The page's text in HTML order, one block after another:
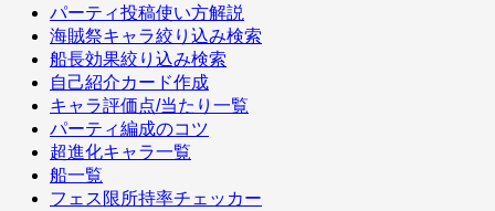
パーティ投稿使い方解説
海賊祭キャラ絞り込み検索
船長効果絞り込み検索
自己紹介カード作成
キャラ評価点/当たり一覧
パーティ編成のコツ
超進化キャラ一覧
船一覧
フェス限所持率チェッカー